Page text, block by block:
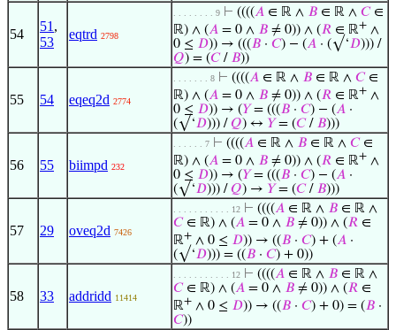
54
51 ,
53
eqtrd 2798
. . . . . . . . 9 ⊢ ((((𝐴 ∈ ℝ ∧ 𝐵 ∈ ℝ ∧ 𝐶∈
ℝ) ∧ (𝐴 = 0 ∧ 𝐵 ≠ 0)) ∧ (𝑅 ∈ ℝ+ ∧
0 ≤ 𝐷)) → (((𝐵 · 𝐶) − (𝐴 · (√‘𝐷))) /
𝑄) = (𝐶/ 𝐵))
55 54 eqeq2d 2774
. . . . . . . 8 ⊢ ((((𝐴 ∈ ℝ ∧ 𝐵 ∈ ℝ ∧ 𝐶∈
ℝ) ∧ (𝐴 = 0 ∧ 𝐵 ≠ 0)) ∧ (𝑅 ∈ ℝ+ ∧
0 ≤ 𝐷)) → (𝑌= (((𝐵 · 𝐶) − (𝐴 ·
(√‘𝐷))) /𝑄) ↔ 𝑌= (𝐶/ 𝐵)))
56 55 biimpd 232
. . . . . . 7 ⊢ ((((𝐴 ∈ ℝ ∧ 𝐵 ∈ ℝ ∧ 𝐶∈
ℝ) ∧ (𝐴 = 0 ∧ 𝐵 ≠ 0)) ∧ (𝑅 ∈ ℝ+ ∧
0 ≤ 𝐷)) → (𝑌= (((𝐵 · 𝐶) − (𝐴 ·
(√‘𝐷))) /𝑄) → 𝑌= (𝐶/ 𝐵)))
57 29 oveq2d 7426
. . . . . . . . . . . 12 ⊢ ((((𝐴 ∈ ℝ ∧ 𝐵 ∈ ℝ ∧
𝐶∈ ℝ) ∧ (𝐴 = 0 ∧ 𝐵 ≠ 0)) ∧ (𝑅 ∈
ℝ+ ∧ 0 ≤ 𝐷)) → ((𝐵 · 𝐶) + (𝐴 ·
(√‘𝐷))) = ((𝐵 · 𝐶) + 0))
58 33 addridd 11414
. . . . . . . . . . . 12 ⊢ ((((𝐴 ∈ ℝ ∧ 𝐵 ∈ ℝ ∧
𝐶∈ ℝ) ∧ (𝐴 = 0 ∧ 𝐵 ≠ 0)) ∧ (𝑅 ∈
ℝ+ ∧ 0 ≤ 𝐷)) → ((𝐵 · 𝐶) + 0) = (𝐵 ·
𝐶))